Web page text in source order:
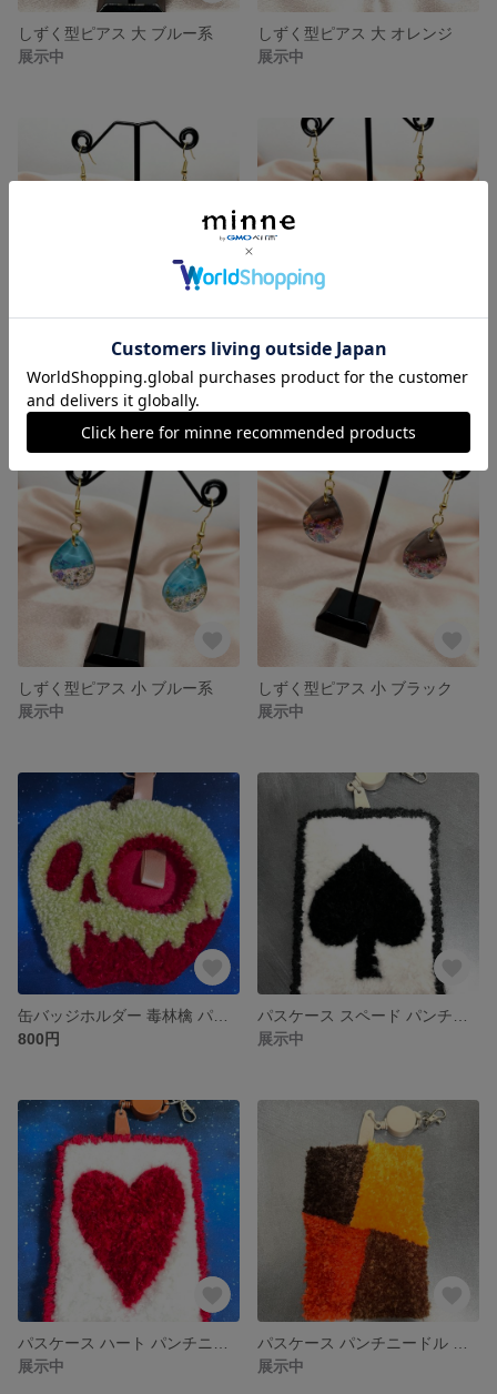
しずく型ピアス 大 ブルー系
展示中
しずく型ピアス 大 オレンジ
展示中
しずく型ピアス 大 グレー
展示中
しずく型ピアス 小 赤
展示中
しずく型ピアス 小 ブルー系
展示中
しずく型ピアス 小 ブラック
展示中
800円
展示中
展示中
展示中